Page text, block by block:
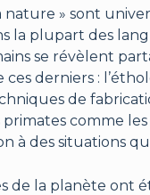
» sont
la plupart des
se révèlent
derniers :
de
comme
des situations
de la planète ont